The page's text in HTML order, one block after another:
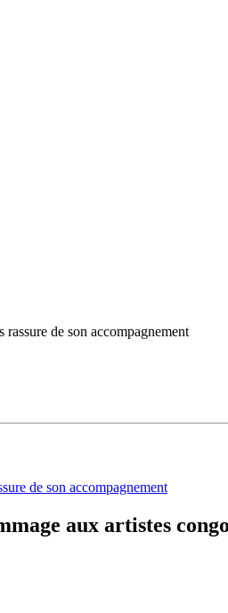
de son accompagnement
aux artistes